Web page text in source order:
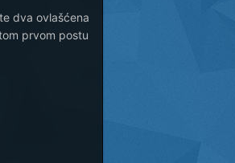
dva ovlašćena
prvom postu